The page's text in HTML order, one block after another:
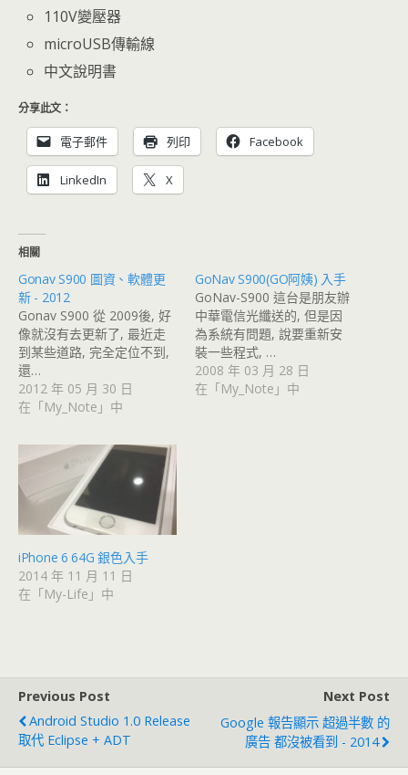
110V變壓器
microUSB傳輸線
中文說明書
分享此文：
電子郵件 列印 Facebook
LinkedIn X
相關
Gonav S900 圖資、軟體更
新 - 2012
Gonav S900 從 2009後, 好
像就沒有去更新了, 最近走
到某些道路, 完全定位不到,
還…
2012 年 05 月 30 日
在「My_Note」中
GoNav S900(GO阿姨) 入手
GoNav-S900 這台是朋友辦
中華電信光纖送的, 但是因
為系統有問題, 說要重新安
裝一些程式, …
2008 年 03 月 28 日
在「My_Note」中
iPhone 6 64G 銀色入手
2014 年 11 月 11 日
在「My-Life」中
Previous Post
Android Studio 1.0 Release
取代 Eclipse + ADT
Next Post
Google 報告顯示 超過半數 的
廣告 都沒被看到 - 2014